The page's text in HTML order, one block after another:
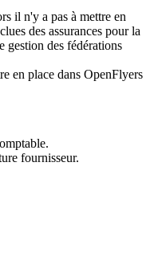
il n'y a pas à mettre en
des assurances pour la
gestion des fédérations
en place dans OpenFlyers
fournisseur.